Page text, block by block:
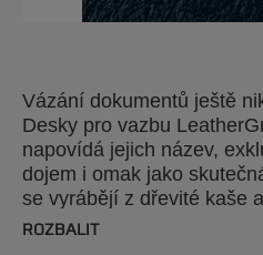
Vázání dokumentů ještě
Desky pro vazbu
napovídá jejich název,
dojem i omak jako
se vyrábějí z dřevité kaše
materiálů, zaručují
ROZBALIT